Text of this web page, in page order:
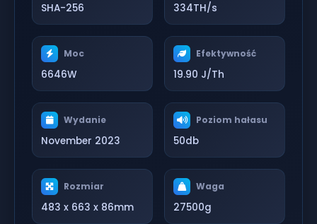
SHA-256 334TH/s
Moc
6646W
Efektywność
19.90 J/Th
Wydanie
November 2023
Poziom hałasu
50db
Rozmiar
483 x 663 x 86mm
Waga
27500g